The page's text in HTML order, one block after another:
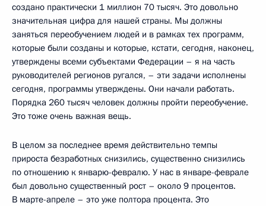
создано практически 1 миллион 70 тысяч. Это довольно
значительная цифра для нашей страны. Мы должны
заняться переобучением людей и в рамках тех программ,
которые были созданы и которые, кстати, сегодня, наконец,
утверждены всеми субъектами Федерации – я на часть
руководителей регионов ругался, – эти задачи исполнены
сегодня, программы утверждены. Они начали работать.
Порядка 260 тысяч человек должны пройти переобучение.
Это тоже очень важная вещь.
В целом за последнее время действительно темпы
прироста безработных снизились, существенно снизились
по отношению к январю-февралю. У нас в январе-феврале
был довольно существенный рост – около 9 процентов.
В марте-апреле – это уже полтора процента. Это